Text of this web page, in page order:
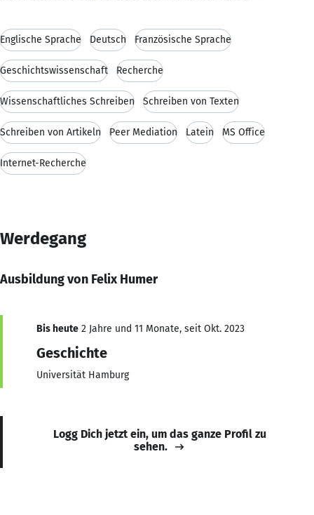
Englische Sprache Deutsch Französische Sprache
Geschichtswissenschaft Recherche
Wissenschaftliches Schreiben Schreiben von Texten
Schreiben von Artikeln Peer Mediation Latein MS Office
Internet-Recherche
Werdegang
Ausbildung von Felix Humer
Bis heute 2 Jahre und 11 Monate, seit Okt. 2023
Geschichte
Universität Hamburg
Logg Dich jetzt ein, um das ganze Profil zu
sehen.